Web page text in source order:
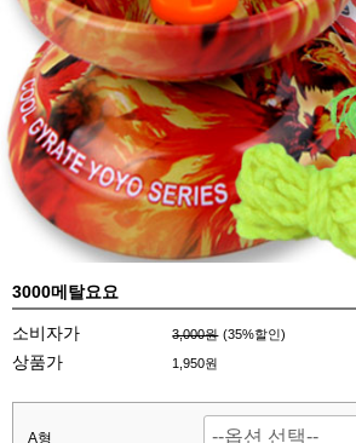
3000메탈요요
소비자가 3,000원 (35%할인)
상품가 1,950원
A형